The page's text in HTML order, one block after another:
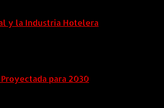
y la Industria Hotelera
para 2030